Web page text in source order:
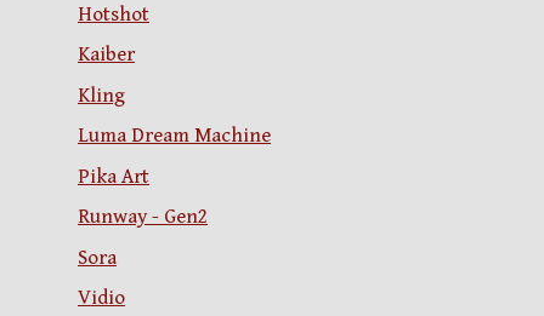
Hotshot
Kaiber
Kling
Luma Dream Machine
Pika Art
Runway - Gen2
Sora
Vidio